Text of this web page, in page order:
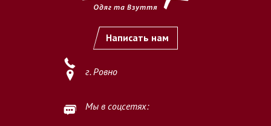
Написать нам
г. Ровно
Мы в соцсетях: